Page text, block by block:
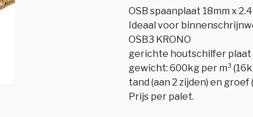
OSB spaanplaat 18mm x
Ideaal voor
OSB3 KRONO
gerichte houtschilfer plaat
gewicht: 600kg per m³
tand (aan 2 zijden) en groef
Prijs per palet.